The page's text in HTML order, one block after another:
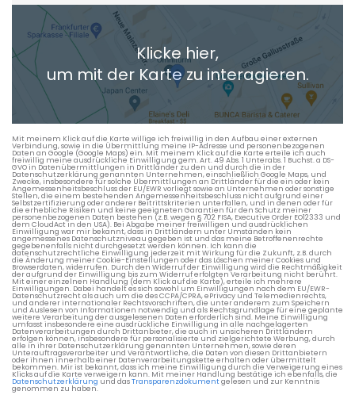
Heimatadresse oder Wunschort
+ Aktuellen Standort hinzufügen
Die berechneten Anreisezeiten basieren auf den
Verkehrsdaten eines typischen Dienstag morgens um 8:30.
Klicke hier,
um mit der Karte zu interagieren.
Mit meinem Klick auf die Karte willige ich freiwillig in den Aufbau einer externen
Verbindung, sowie in die Übermittlung meine IP-Adresse und personenbezogenen
Daten an Google (Google Maps) ein. Mit meinem Klick auf die Karte erteile ich auch
freiwillig meine ausdrückliche Einwilligung gem. Art. 49 Abs. 1 Unterabs. 1 Buchst. a DS-
GVO in Datenübermittlungen in Drittländer zu den und durch die in der
Datenschutzerklärung genannten Unternehmen, einschließlich Google Maps, und
Zwecke, insbesondere für solche Übermittlungen an Drittländer für die ein oder kein
Angemessenheitsbeschluss der EU/EWR vorliegt sowie an Unternehmen oder sonstige
Stellen, die einem bestehenden Angemessenheitsbeschluss nicht aufgrund einer
Selbstzertifizierung oder anderer Beitrittskriterien unterfallen, und in denen oder für
die erhebliche Risiken und keine geeigneten Garantien für den Schutz meiner
personenbezogenen Daten bestehen (z.B. wegen § 702 FISA, Executive Order EO12333 und
dem CloudAct in den USA). Bei Abgabe meiner freiwilligen und ausdrücklichen
Einwilligung war mir bekannt, dass in Drittländern unter Umständen kein
angemessenes Datenschutzniveau gegeben ist und das meine Betroffenenrechte
gegebenenfalls nicht durchgesetzt werden können. Ich kann die
datenschutzrechtliche Einwilligung jederzeit mit Wirkung für die Zukunft, z.B. durch
die Änderung meiner Cookie-Einstellungen oder das Löschen meiner Cookies und
Browserdaten, widerrufen. Durch den Widerruf der Einwilligung wird die Rechtmäßigkeit
der aufgrund der Einwilligung bis zum Widerruf erfolgten Verarbeitung nicht berührt.
Mit einer einzelnen Handlung (dem Klick auf die Karte), erteile ich mehrere
Einwilligungen. Dabei handelt es sich sowohl um Einwilligungen nach dem EU/EWR-
Datenschutzrecht als auch um die des CCPA/CPRA, ePrivacy und Telemedienrechts,
und anderer internationaler Rechtsvorschriften, die unter anderem zum Speichern
und Auslesen von Informationen notwendig und als Rechtsgrundlage für eine geplante
weitere Verarbeitung der ausgelesenen Daten erforderlich sind. Meine Einwilligung
umfasst insbesondere eine ausdrückliche Einwilligung in alle nachgelagerten
Datenverarbeitungen durch Drittanbieter, die auch in unsicheren Drittländern
erfolgen können, insbesondere für personalisierte und zielgerichtete Werbung, durch
alle in ihrer Datenschutzerklärung genannten Unternehmen, sowie deren
Unterauftragsverarbeiter und Verantwortliche, die Daten von diesen Drittanbietern
oder ihnen innerhalb einer Datenverarbeitungskette erhalten oder übermittelt
bekommen. Mir ist bekannt, dass ich meine Einwilligung durch die Verweigerung eines
Klicks auf die Karte verweigern kann. Mit meiner Handlung bestätige ich ebenfalls, die
Datenschutzerklärung und dasTransparenzdokumentgelesen und zur Kenntnis
genommen zu haben.